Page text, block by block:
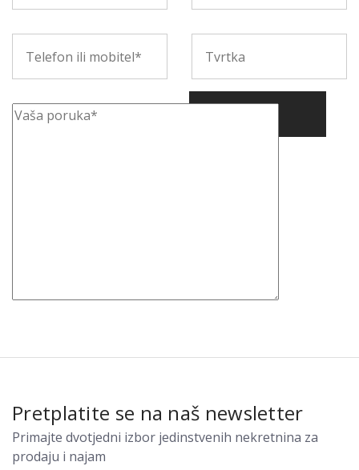
Pretplatite se na naš newsletter
Primajte dvotjedni izbor jedinstvenih nekretnina za
prodaju i najam